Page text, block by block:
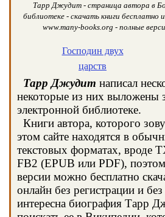
Тарр Джудит - страница автора в
библиотеке - скачать книги бесплатно
www.many-books.org - полные
Господин двух
царств
Тарр Джудит написал
некоторые из них выложены
электронной библиотеке.
Книги автора, которого
этом сайте находятся в
текстовых форматах, вроде
FB2 (EPUB или PDF),
версии можно бесплатно
онлайн без регистрации и
интересна биография Тарр